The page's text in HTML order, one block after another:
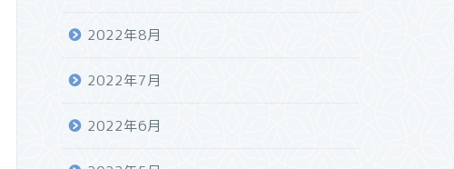
2022年8月
2022年7月
2022年6月